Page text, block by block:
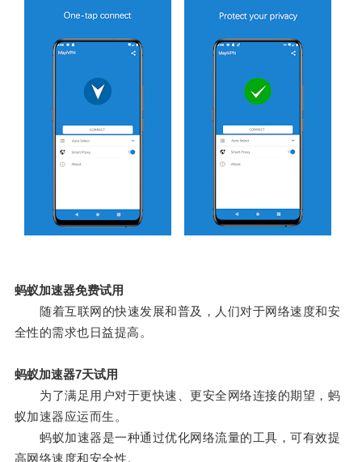
蚂蚁加速器免费试用
随着互联网的快速发展和普及，人们对于网络速度和安
全性的需求也日益提高。
蚂蚁加速器7天试用
为了满足用户对于更快速、更安全网络连接的期望，蚂
蚁加速器应运而生。
蚂蚁加速器是一种通过优化网络流量的工具，可有效提
高网络速度和安全性。